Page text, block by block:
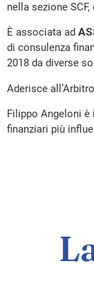
nella sezione
È associata ad
di consulenza
2018 da diverse
Aderisce
Filippo Angeloni
finanziari più